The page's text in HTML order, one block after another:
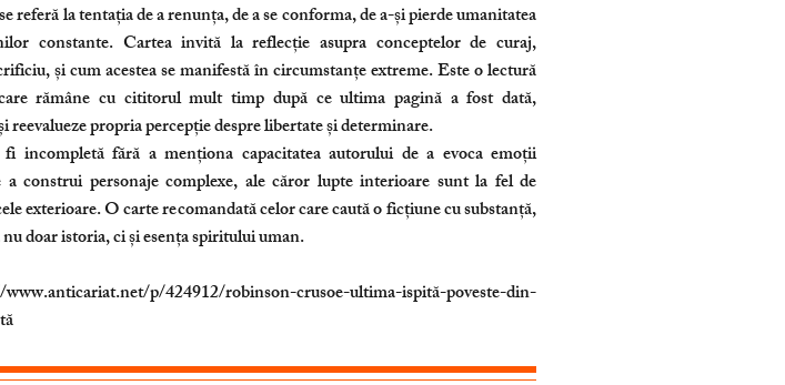
referă la tentația de a renunța, de a se conforma, de a-și pierde umanitatea
constante. Cartea invită la reflecție asupra conceptelor de curaj,
și cum acestea se manifestă în circumstanțe extreme. Este o lectură
rămâne cu cititorul mult timp după ce ultima pagină a fost dată,
reevalueze propria percepție despre libertate și determinare.
incompletă fără a menționa capacitatea autorului de a evoca emoții
construi personaje complexe, ale căror lupte interioare sunt la fel de
exterioare. O carte recomandată celor care caută o ficțiune cu substanță,
doar istoria, ci și esența spiritului uman.
p/424912/robinson-crusoe-ultima-ispită-poveste-din-